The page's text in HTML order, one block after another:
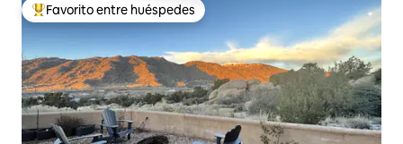
Favorito entre huéspedes preferido
Favorito entre huéspedes